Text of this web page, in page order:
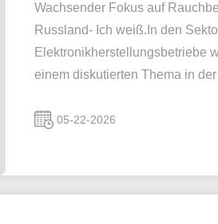
Wachsender Fokus auf
Russland- Ich weiß.In den
Elektronikherstellungsbetriebe
einem diskutierten Thema in der
05-22-2026